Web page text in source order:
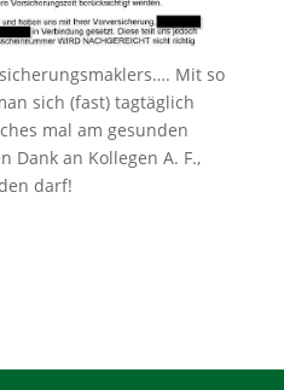
Mit so
sich (fast) tagtäglich
mal am gesunden
Dank an Kollegen A. F.,
darf!